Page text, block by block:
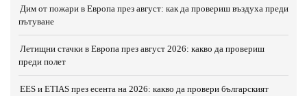
Дим от пожари в Европа през август: как да провериш въздуха преди
пътуване
Летищни стачки в Европа през август 2026: какво да провериш
преди полет
EES и ETIAS през есента на 2026: какво да провери българският